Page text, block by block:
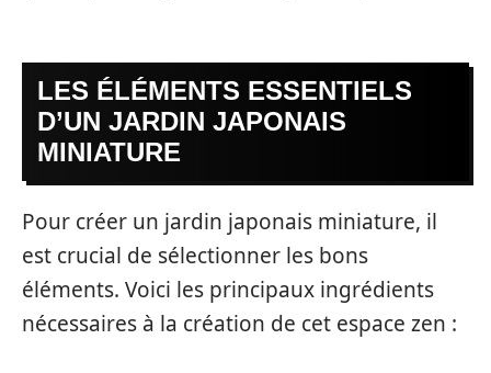
LES ÉLÉMENTS ESSENTIELS
D’UN JARDIN JAPONAIS
MINIATURE
Pour créer un jardin japonais miniature, il
est crucial de sélectionner les bons
éléments. Voici les principaux ingrédients
nécessaires à la création de cet espace zen :